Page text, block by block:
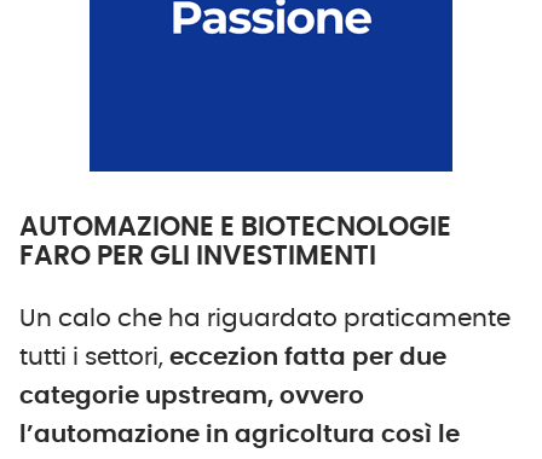
AUTOMAZIONE E BIOTECNOLOGIE
FARO PER GLI INVESTIMENTI
Un calo che ha riguardato praticamente
tutti i settori, eccezion fatta per due
categorie upstream, ovvero
l’automazione in agricoltura così le